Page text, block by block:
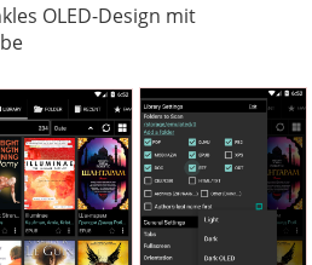
OLED-Design mit